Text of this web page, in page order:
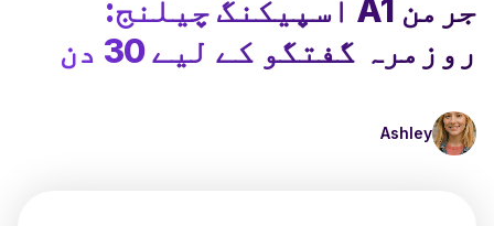
جرمن A1 اسپیکنگ چیلنج:
روزمرہ گفتگو کے لیے 30 دن
Ashley